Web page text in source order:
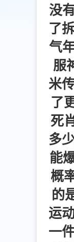
没
了
气
服
米
了
死
多
能
概
的
运
一